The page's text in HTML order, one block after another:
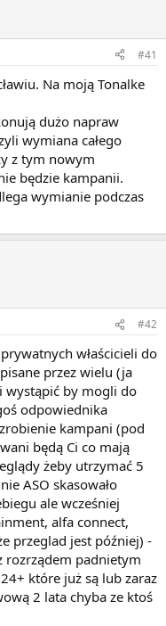
#41
Na moją Tonalke
dużo napraw
wymiana całego
z tym nowym
będzie kampanii.
wymianie podczas
#42
właścicieli do
przez wielu (ja
wystąpić by mogli do
odpowiednika
kampani (pod
będą Ci co mają
żeby utrzymać 5
ASO skasowało
ale wcześniej
alfa connect,
przeglad jest później) -
rozrządem padnietym
które już są lub zaraz
2 lata chyba ze ktoś